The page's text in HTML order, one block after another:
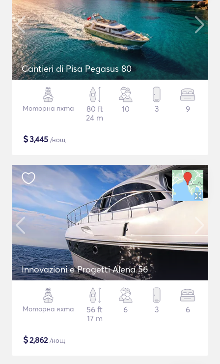
Cantieri di Pisa Pegasus 80
Моторна яхта
80 ft
24 m
10 3 9
$3,445 /нощ
Innovazioni e Progetti Alena 56
Моторна яхта
56 ft
17 m
6 3 6
$2,862/нощ